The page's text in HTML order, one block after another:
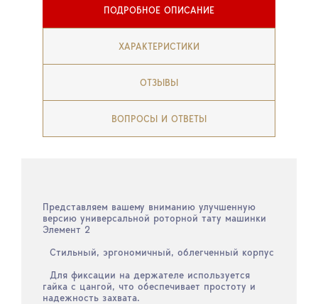
ПОДРОБНОЕ ОПИСАНИЕ
ХАРАКТЕРИСТИКИ
ОТЗЫВЫ
ВОПРОСЫ И ОТВЕТЫ
Представляем вашему вниманию улучшенную
версию универсальной роторной тату машинки
Элемент 2
Стильный, эргономичный, облегченный корпус
Для фиксации на держателе используется
гайка с цангой, что обеспечивает простоту и
надежность захвата.